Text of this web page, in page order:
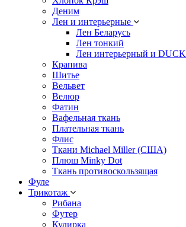
Деним
Лен и интерьерные
Лен Беларусь
Лен тонкий
Лен интерьерный и DUCK
Крапива
Шитье
Вельвет
Велюр
Фатин
Вафельная ткань
Плательная ткань
Флис
Ткани Michael Miller (США)
Плюш Minky Dot
Ткань противоскользящая
Фуле
Трикотаж
Рибана
Футер
Кулирка